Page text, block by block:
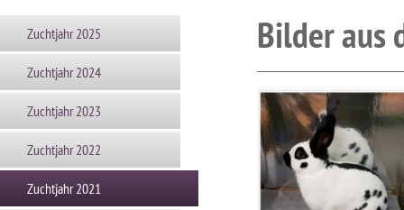
Zuchtjahr 2025
Zuchtjahr 2024
Zuchtjahr 2023
Zuchtjahr 2022
Zuchtjahr 2021
Bilder aus